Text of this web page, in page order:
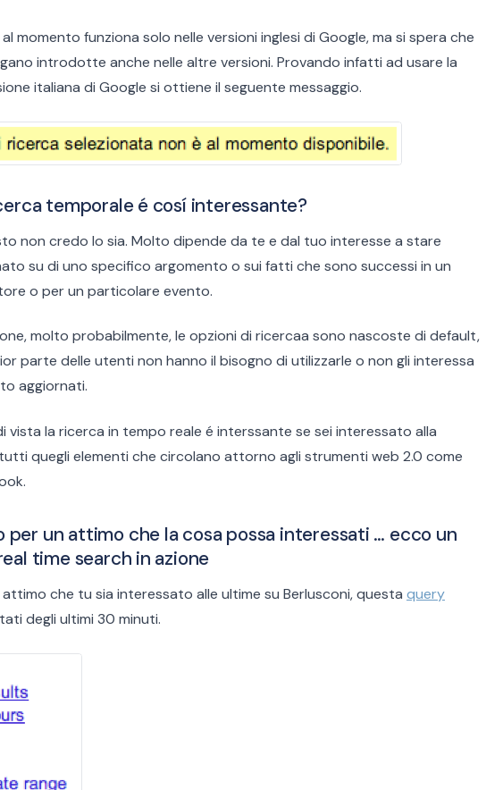
momento funziona solo nelle versioni inglesi di Google, ma si spera che
introdotte anche nelle altre versioni. Provando infatti ad usare la
italiana di Google si ottiene il seguente messaggio.
temporale é cosí interessante?
non credo lo sia. Molto dipende da te e dal tuo interesse a stare
su di uno specifico argomento o sui fatti che sono successi in un
o per un particolare evento.
molto probabilmente, le opzioni di ricercaa sono nascoste di default,
parte delle utenti non hanno il bisogno di utilizzarle o non gli interessa
aggiornati.
vista la ricerca in tempo reale é interssante se sei interessato alla
quegli elementi che circolano attorno agli strumenti web 2.0 come
per un attimo che la cosa possa interessati … ecco un
time search in azione
che tu sia interessato alle ultime su Berlusconi, questa query
degli ultimi 30 minuti.